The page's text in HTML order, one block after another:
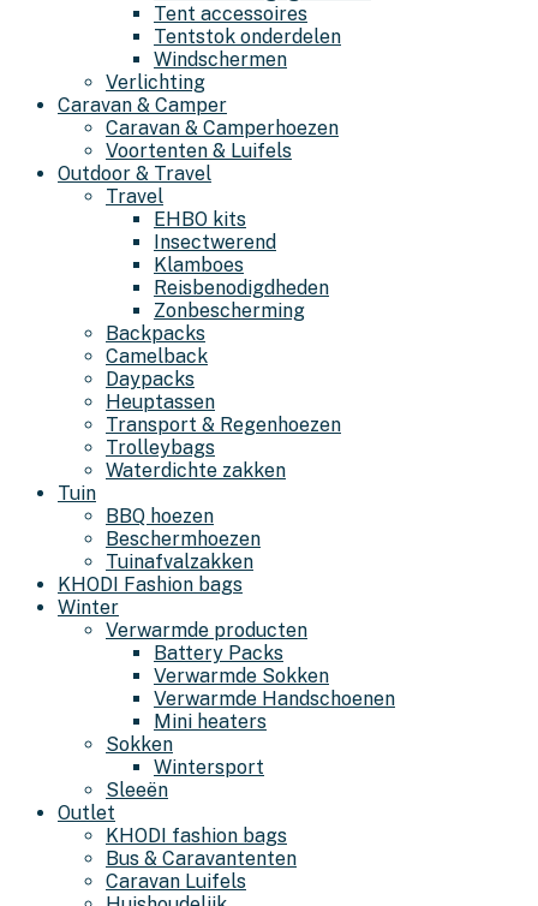
Tent accessoires
Tentstok onderdelen
Windschermen
Verlichting
Caravan & Camper
Caravan & Camperhoezen
Voortenten & Luifels
Outdoor & Travel
Travel
EHBO kits
Insectwerend
Klamboes
Reisbenodigdheden
Zonbescherming
Backpacks
Camelback
Daypacks
Heuptassen
Transport & Regenhoezen
Trolleybags
Waterdichte zakken
Tuin
BBQ hoezen
Beschermhoezen
Tuinafvalzakken
KHODI Fashion bags
Winter
Verwarmde producten
Battery Packs
Verwarmde Sokken
Verwarmde Handschoenen
Mini heaters
Sokken
Wintersport
Sleeën
Outlet
KHODI fashion bags
Bus & Caravantenten
Caravan Luifels